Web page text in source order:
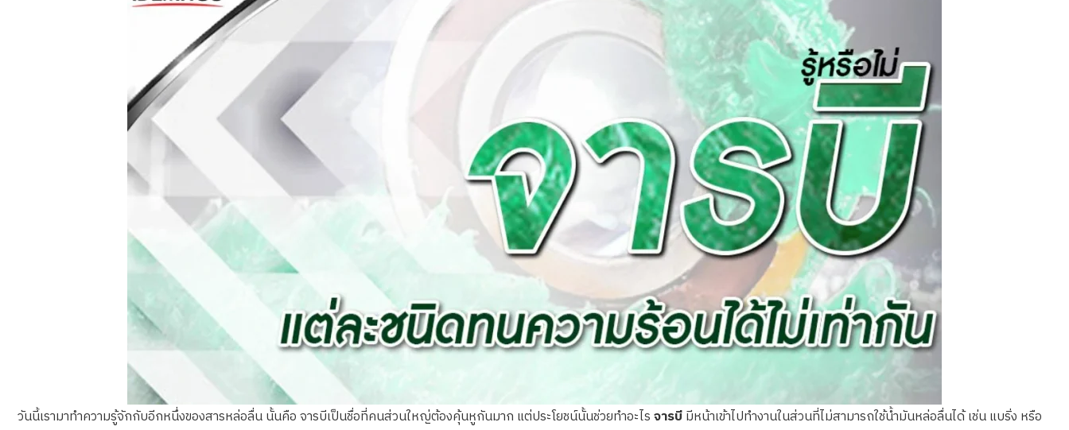
วันนี้เรามาทำความรู้จักกับอีกหนึ่งของสารหล่อลื่น นั้นคือ จารบีเป็นชื่อที่คนส่วนใหญ่ต้องคุ้นหูกันมาก แต่ประโยชน์นั้นช่วยทำอะไร จารบี มีหน้าเข้าไปทำงานในส่วนที่ไม่สามารถใช้น้ำมันหล่อลื่นได้ เช่น แบริ่ง หรือ